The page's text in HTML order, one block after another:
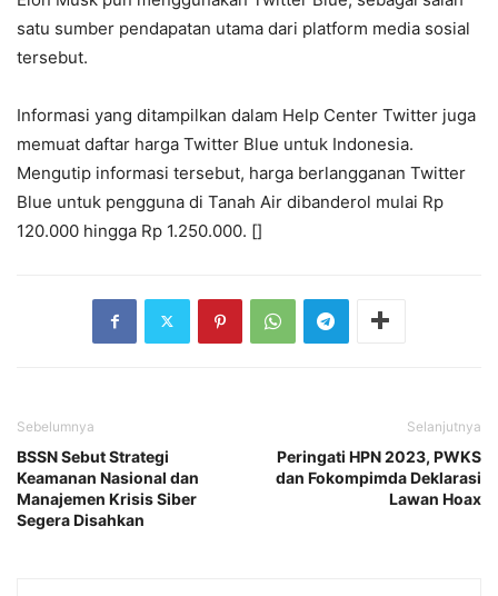
satu sumber pendapatan utama dari platform media sosial
tersebut.
Informasi yang ditampilkan dalam Help Center Twitter juga
memuat daftar harga Twitter Blue untuk Indonesia.
Mengutip informasi tersebut, harga berlangganan Twitter
Blue untuk pengguna di Tanah Air dibanderol mulai Rp
120.000 hingga Rp 1.250.000. []
Sebelumnya
BSSN Sebut Strategi
Keamanan Nasional dan
Manajemen Krisis Siber
Segera Disahkan
Selanjutnya
Peringati HPN 2023, PWKS
dan Fokompimda Deklarasi
Lawan Hoax